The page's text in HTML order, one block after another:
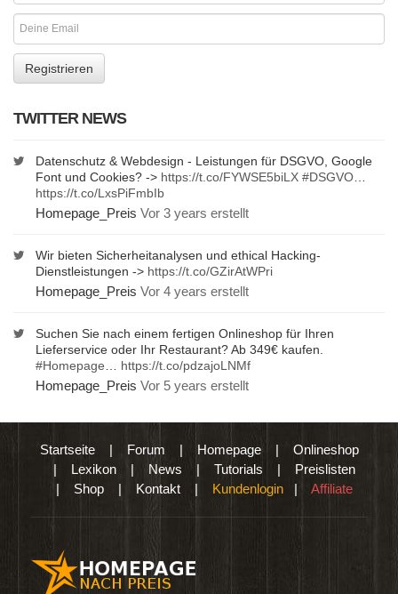
TWITTER NEWS
Datenschutz & Webdesign - Leistungen für DSGVO, Google
Font und Cookies? -> https://t.co/FYWSE5biLX #DSGVO
https://t.co/LxsPiFmbIb
Homepage_Preis Vor 3 years erstellt
Wir bieten Sicherheitanalysen und ethical Hacking-
Dienstleistungen -> https://t.co/GZirAtWPri
Homepage_Preis Vor 4 years erstellt
Suchen Sie nach einem fertigen Onlineshop für Ihren
Lieferservice oder Ihr Restaurant? Ab 349€ kaufen.
#Homepage
https://t.co/pdzajoLNMf
Homepage_Preis Vor 5 years erstellt
Startseite| Forum | Homepage| Onlineshop
| Lexikon | News | Tutorials | Preislisten
| Shop | Kontakt | Kundenlogin | Affiliate